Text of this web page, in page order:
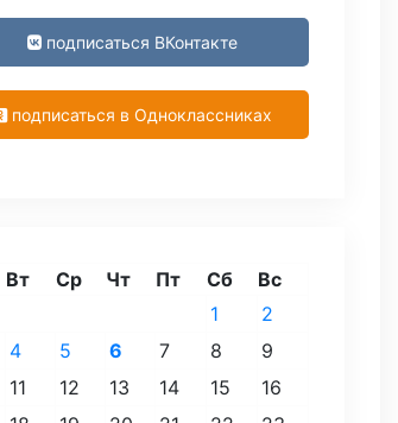
подписаться ВКонтакте
подписаться в Одноклассниках
Вт Ср Чт Пт Сб
Вс
1
2
4 5 6 7 8
9
11 12 13 14 15
16